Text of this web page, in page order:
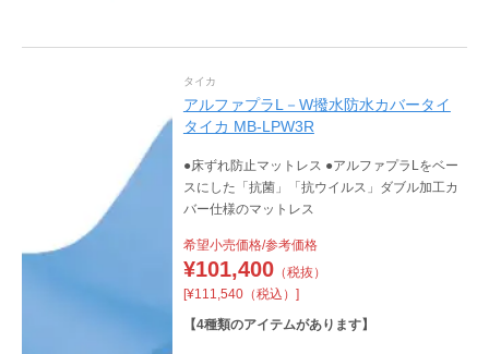
タイカ
アルファプラL－W撥水防水カバータイ
タイカ MB-LPW3R
●床ずれ防止マットレス ●アルファプラLをベー
スにした「抗菌」「抗ウイルス」ダブル加工カ
バー仕様のマットレス
希望小売価格/参考価格
¥101,400（税抜）
[¥111,540（税込）]
【4種類のアイテムがあります】